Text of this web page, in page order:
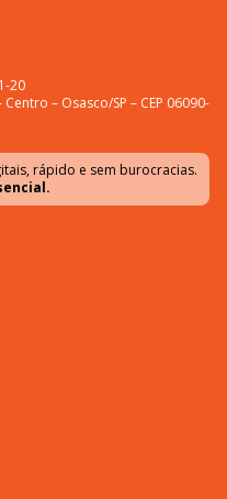
20
– Osasco/SP – CEP 06090-
rápido e sem burocracias.